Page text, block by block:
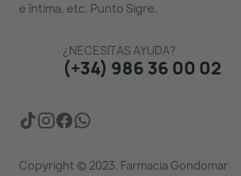
e íntima, etc. Punto Sigre.
¿NECESITAS AYUDA?
(+34) 986 36 00 02
Copyright © 2023. Farmacia Gondomar